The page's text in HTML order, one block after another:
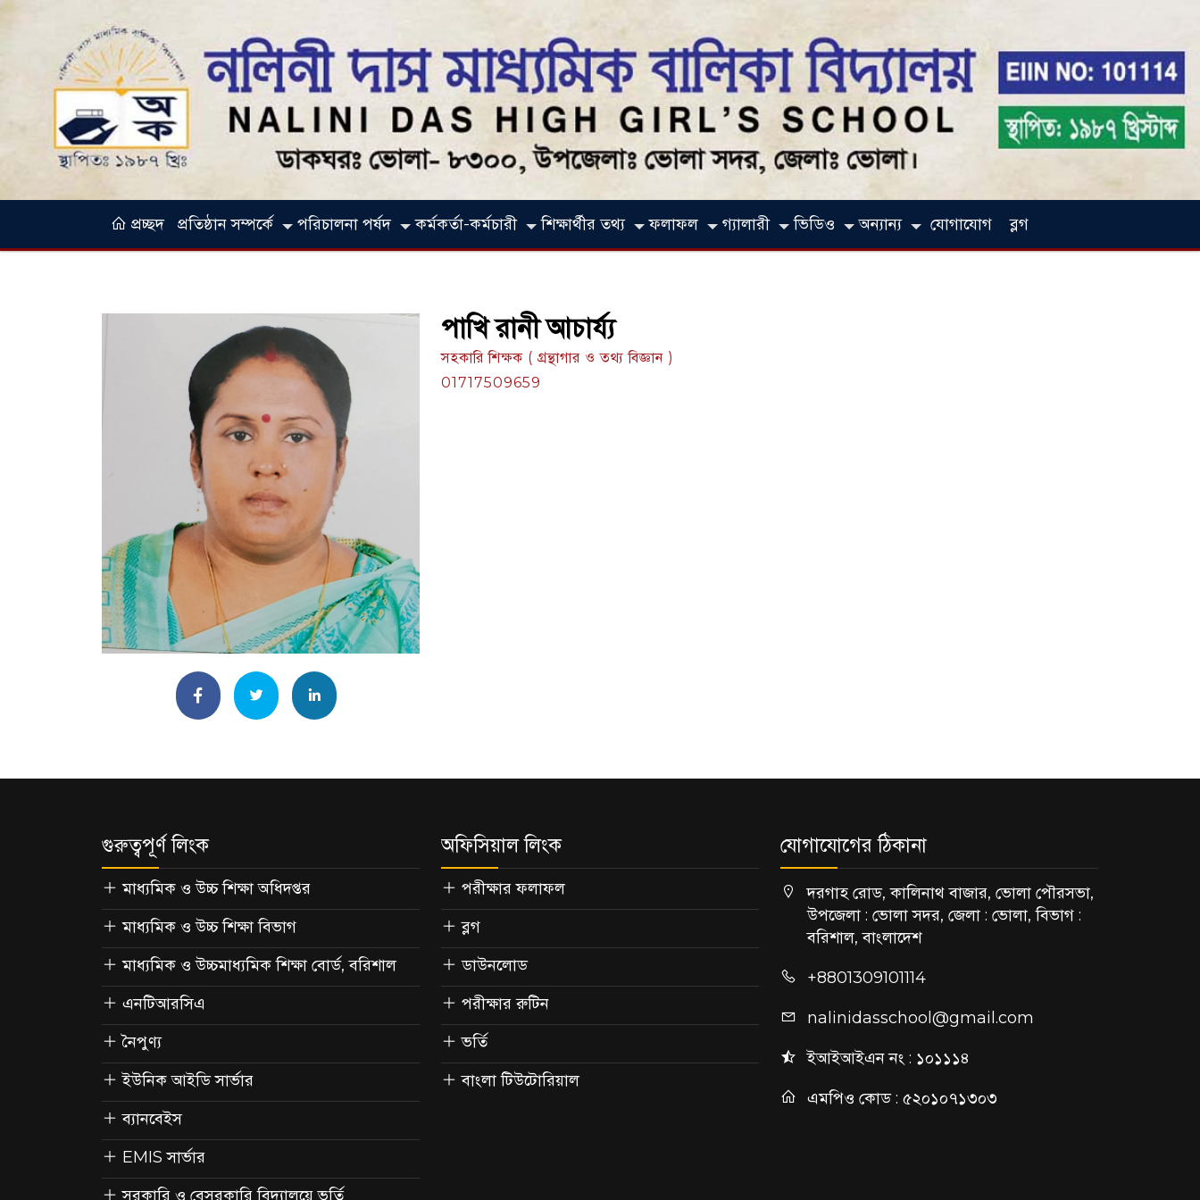
প্রচ্ছদ প্রতিষ্ঠান সম্পর্কে পরিচালনা পর্ষদ কর্মকর্তা-কর্মচারী শিক্ষার্থীর তথ্য ফলাফল গ্যালারী ভিডিও অন্যান্য যোগাযোগ ব্লগ
পাখি রানী আচার্য্য
সহকারি শিক্ষক ( গ্রন্থাগার ও তথ্য বিজ্ঞান )
01717509659
গুরুত্বপূর্ণ লিংক
মাধ্যমিক ও উচ্চ শিক্ষা অধিদপ্তর
মাধ্যমিক ও উচ্চ শিক্ষা বিভাগ
মাধ্যমিক ও উচ্চমাধ্যমিক শিক্ষা বোর্ড, বরিশাল
এনটিআরসিএ
নৈপুণ্য
ইউনিক আইডি সার্ভার
ব্যানবেইস
EMIS সার্ভার
সরকারি ও বেসরকারি বিদ্যালয়ে ভর্তি
অফিসিয়াল লিংক
পরীক্ষার ফলাফল
ব্লগ
ডাউনলোড
পরীক্ষার রুটিন
ভর্তি
বাংলা টিউটোরিয়াল
যোগাযোগের ঠিকানা
দরগাহ রোড, কালিনাথ বাজার, ভোলা পৌরসভা,
উপজেলা : ভোলা সদর, জেলা : ভোলা, বিভাগ :
বরিশাল, বাংলাদেশ
+8801309101114
nalinidasschool@gmail.com
ইআইআইএন নং : ১০১১১৪
এমপিও কোড : ৫২০১০৭১৩০৩